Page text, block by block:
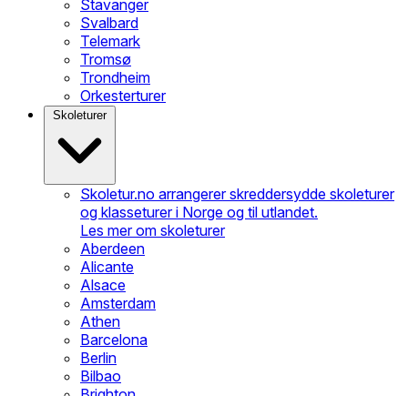
Stavanger
Svalbard
Telemark
Tromsø
Trondheim
Orkesterturer
Skoleturer
Skoletur.no arrangerer skreddersydde skoleturer
og klasseturer i Norge og til utlandet.
Les mer om skoleturer
Aberdeen
Alicante
Alsace
Amsterdam
Athen
Barcelona
Berlin
Bilbao